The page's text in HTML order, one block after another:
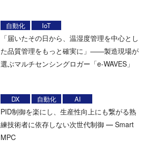
自動化 IoT
「届いたその日から、温湿度管理を中心とし
た品質管理をもっと確実に」——製造現場が
選ぶマルチセンシングロガー「e-WAVES」
DX 自動化 AI
PID制御を楽にし、生産性向上にも繋がる熟
練技術者に依存しない次世代制御 ― Smart
MPC